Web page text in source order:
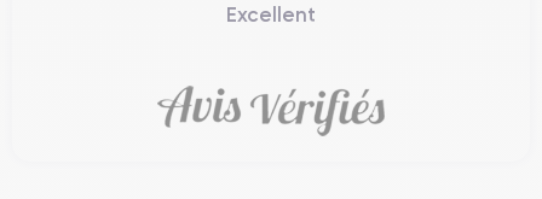
fonctions de manière efficace et confortable. Avec des
d'épaisseur, le dispositif s'ajuste parfaitement à la main, offrant
un accès facile et efficace à tous les contrôles d'une seule
Excellent